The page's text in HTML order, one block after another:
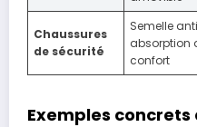
Chaussures
de sécurité
Semelle
absorption
confort
Exemples